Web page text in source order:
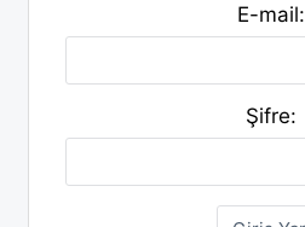
E-mail:
Şifre: